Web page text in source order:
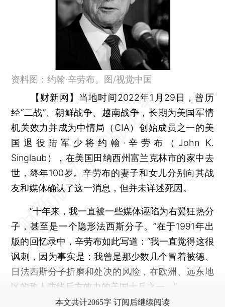
资料图：约翰·辛劳布。图/视觉中国
【财新网】 当地时间2022年1月29日，曾历
经“二战”、朝鲜战争、越南战争，长期为美国军情
机关效力并成为中情局（CIA）创始成员之一的美
国退役陆军少将约翰·辛劳布（John K.
Singlaub），在美国田纳西州富兰克林市的家中去
世，终年100岁。辛劳布的妻子和女儿分别向其战
友和媒体确认了这一消息，但并未详述死因。
“十年来，我一直被一些媒体诬陷为右翼狂热分
子，甚至是一个隐形法西斯分子。”在于1991年出
版的回忆录中，辛劳布如此写道：“我一直觉得这很
讽刺，因为事实是：我曾是那少数几个冒着被德、
日法西斯分子折磨和处决的风险，在欧洲、远东地
区的敌人防线后方效力的美国士兵之一。”
本文共计2065字 订阅后继续阅读